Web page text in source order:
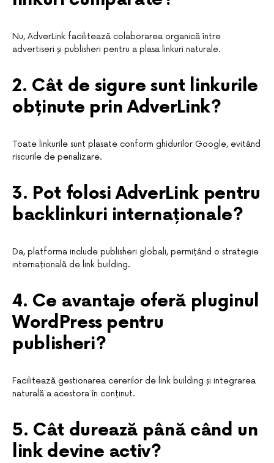
Nu, AdverLink facilitează colaborarea organică între
advertiseri și publisheri pentru a plasa linkuri naturale.
2. Cât de sigure sunt linkurile
obținute prin AdverLink?
Toate linkurile sunt plasate conform ghidurilor Google, evitând
riscurile de penalizare.
3. Pot folosi AdverLink pentru
backlinkuri internaționale?
Da, platforma include publisheri globali, permițând o strategie
internațională de link building.
4. Ce avantaje oferă pluginul
WordPress pentru
publisheri?
Facilitează gestionarea cererilor de link building și integrarea
naturală a acestora în conținut.
5. Cât durează până când un
link devine activ?